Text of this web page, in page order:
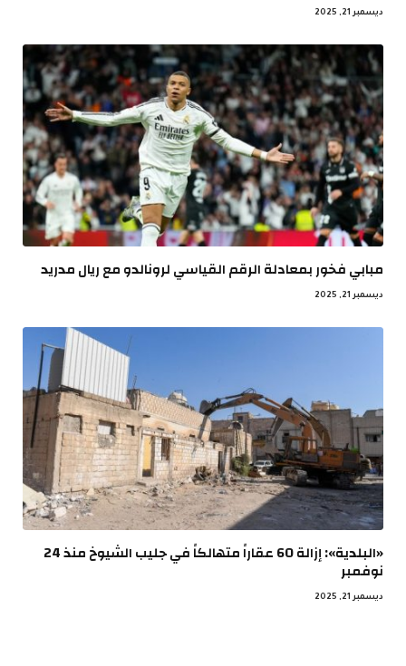
ديسمبر 21, 2025
مبابي فخور بمعادلة الرقم القياسي لرونالدو مع ريال مدريد
ديسمبر 21, 2025
«البلدية»: إزالة 60 عقاراً متهالكاً في جليب الشيوخ منذ 24
نوفمبر
ديسمبر 21, 2025